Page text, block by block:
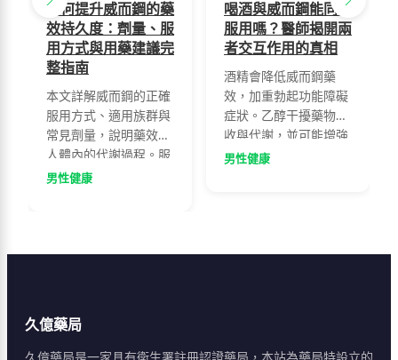
如何提升威而鋼的藥
效持久度：劑量、服
用方式與用藥建議完
整指南
本文詳解威而鋼的正確
服用方式、適用族群與
常見劑量，說明藥效在
人體內的代謝過程。服
藥後30分鐘至1小時可
免油膩飲食與酒精，配
建議從50mg起始服
用。
男性健康
喝酒與威而鋼能同時
服用嗎？醫師揭開兩
者交互作用的真相
酒精會降低威而鋼藥
效，加重勃起功能障礙
症狀。乙醇干擾藥物吸
收與代謝，並可能增強
副作用。醫師建議服藥
男性健康
久億藥局